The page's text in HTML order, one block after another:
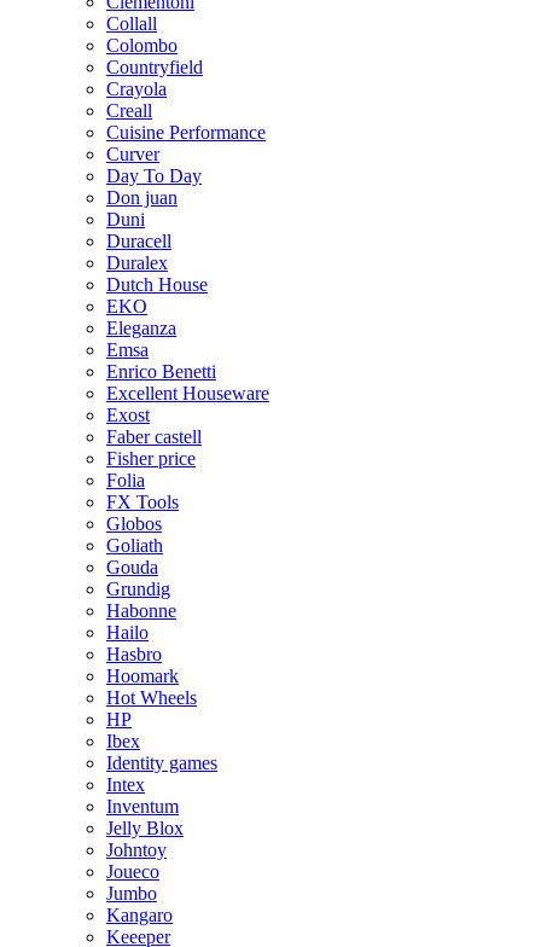
Collall
Colombo
Countryfield
Crayola
Creall
Cuisine Performance
Curver
Day To Day
Don juan
Duni
Duracell
Duralex
Dutch House
EKO
Eleganza
Emsa
Enrico Benetti
Excellent Houseware
Exost
Faber castell
Fisher price
Folia
FX Tools
Globos
Goliath
Gouda
Grundig
Habonne
Hailo
Hasbro
Hoomark
Hot Wheels
HP
Ibex
Identity games
Intex
Inventum
Jelly Blox
Johntoy
Joueco
Jumbo
Kangaro
Keeeper